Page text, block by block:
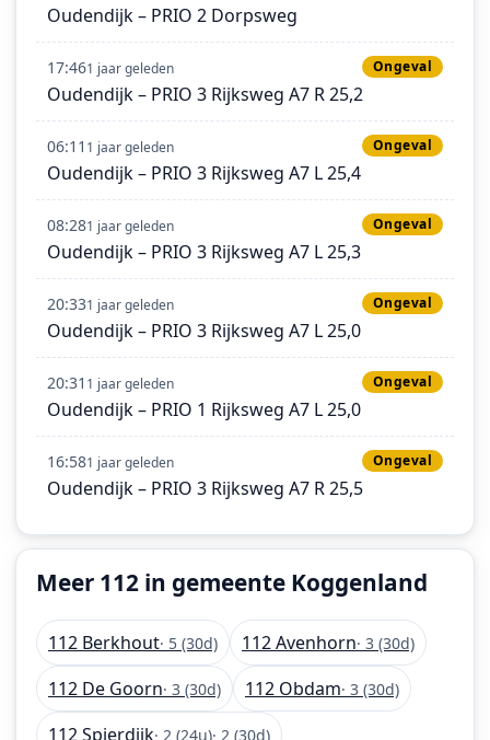
Oudendijk – PRIO 2 Dorpsweg
17:461 jaar geleden Ongeval
Oudendijk – PRIO 3 Rijksweg A7 R 25,2
06:11 1 jaar geleden Ongeval
Oudendijk – PRIO 3 Rijksweg A7 L 25,4
08:281 jaar geleden Ongeval
Oudendijk – PRIO 3 Rijksweg A7 L 25,3
20:331 jaar geleden Ongeval
Oudendijk – PRIO 3 Rijksweg A7 L 25,0
20:31 1 jaar geleden Ongeval
Oudendijk – PRIO 1 Rijksweg A7 L 25,0
16:581 jaar geleden Ongeval
Oudendijk – PRIO 3 Rijksweg A7 R 25,5
Meer 112 in gemeente Koggenland
112 Berkhout· 5 (30d) 112 Avenhorn· 3 (30d)
112 De Goorn· 3 (30d) 112 Obdam· 3 (30d)
112 Spierdijk· 2 (24u)· 2 (30d)